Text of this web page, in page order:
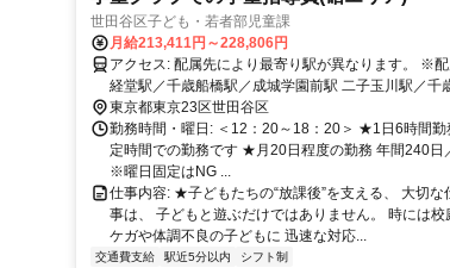
世田谷区子ども・若者部児童課
月給213,411円～228,806円
アクセス: 配属先により最寄り駅が異なります。 ※配属先小学校の最寄り駅の一例
経堂駅／千歳船橋駅／成城学園前駅 二子玉川駅／千歳烏
急線、田園都市線、東横線、大井町線、 世田谷線、
校があるので、 渋谷区や品川区の23区内をはじめ
方面、 また府中市や調布市など 西東京方面から通
東京都東京23区世田谷区
勤務時間・曜日: ＜12：20～18：20＞ ★1日6時間勤
定時間での勤務です ★月20日程度の勤務 年間240
※曜日固定はNG ...
仕事内容: ★子どもたちの“放課後”を支える、 大切
事は、 子どもと遊ぶだけではありません。 時には
ケガや体調不良の子どもに 迅速な対応...
交通費支給 駅近5分以内 シフト制